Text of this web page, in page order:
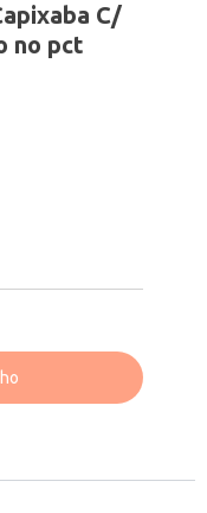
C/
no pct